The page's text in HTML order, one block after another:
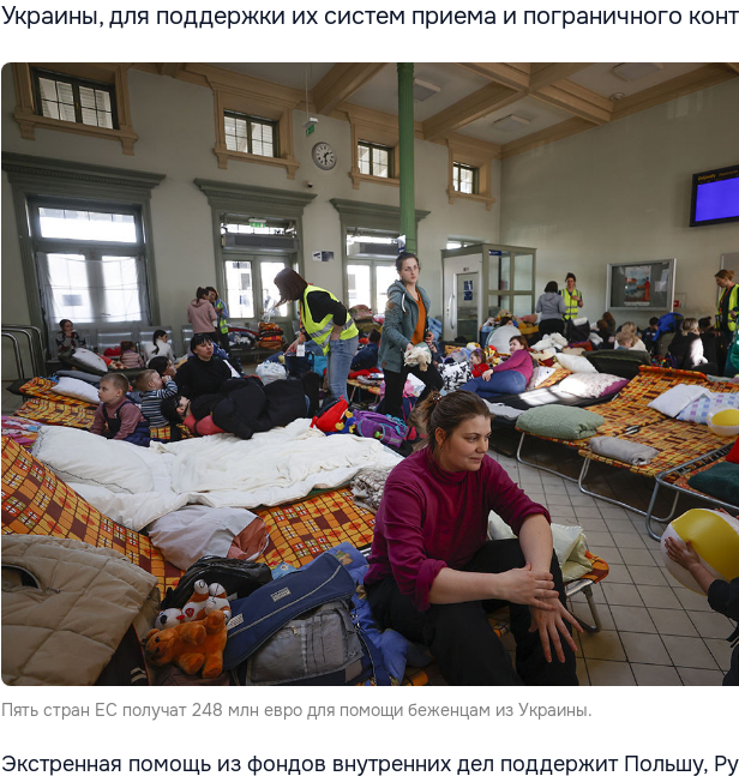
Украины, для поддержки их систем приема и пограничного
Пять стран ЕС получат 248 млн евро для помощи беженцам из Украины.
Экстренная помощь из фондов внутренних дел поддержит Польшу,